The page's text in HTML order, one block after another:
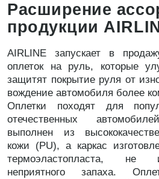
Расширение
продукции
AIRLINE запускает в
оплеток на руль, которые
защитят покрытие руля от
вождение автомобиля более
Оплетки походят для
отечественных
выполнен из
кожи (PU), а каркас
термоэластопласта, не
неприятного запаха.